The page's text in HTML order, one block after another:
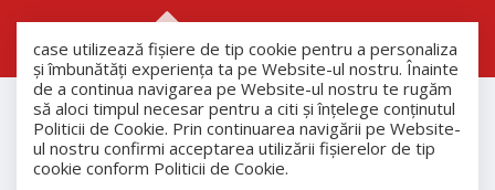
case utilizează fişiere de tip cookie pentru a personaliza
și îmbunătăți experiența ta pe Website-ul nostru. Înainte
de a continua navigarea pe Website-ul nostru te rugăm
să aloci timpul necesar pentru a citi și înțelege conținutul
Politicii de Cookie. Prin continuarea navigării pe Website-
ul nostru confirmi acceptarea utilizării fişierelor de tip
cookie conform Politicii de Cookie.
Vanzare
Case
Chisinau
Buiucani